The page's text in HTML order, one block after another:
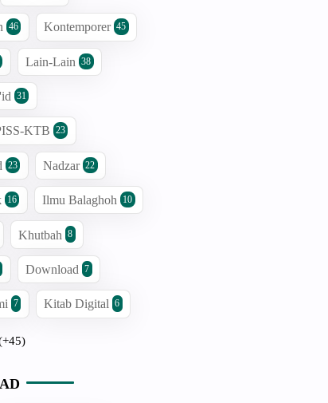
46 Kontemporer 45
Lain-Lain 38
31
KTB 23
23 Nadzar 22
16 Ilmu Balaghoh 10
Khutbah 8
Download 7
7 Kitab Digital 6